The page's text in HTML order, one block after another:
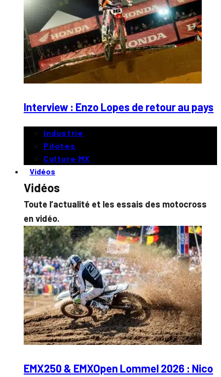
Interview : Enzo Lopes de retour au pays
Industrie
Pilotes
Culture MX
Vidéos
Vidéos
Toute l’actualité et les essais des motocross
en vidéo.
EMX250 & EMXOpen Lommel 2026 : Nico